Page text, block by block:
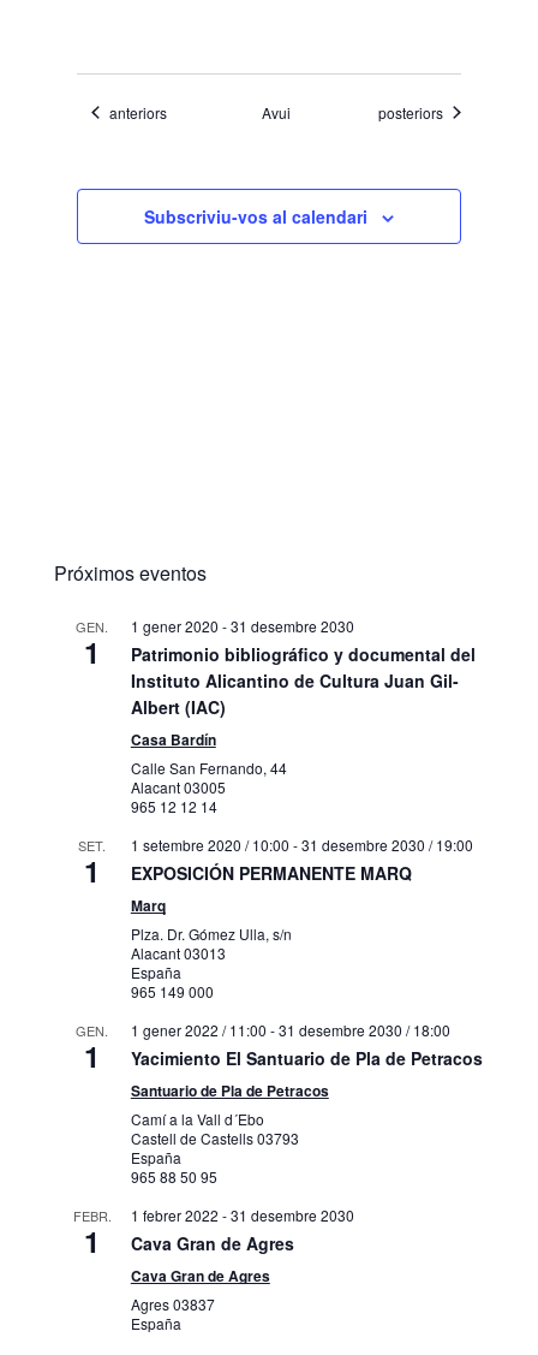
Esdeveniments
anteriors Avui Esdeveniments
posteriors
Subscriviu-vos al calendari
Próximos eventos
GEN.
1
1 gener 2020 -31 desembre 2030
Patrimonio bibliográfico y documental del
Instituto Alicantino de Cultura Juan Gil-
Albert (IAC)
Casa Bardín
Calle San Fernando, 44
Alacant03005
965 12 12 14
SET.
1
1 setembre 2020 / 10:00 -31 desembre 2030 / 19:00
EXPOSICIÓN PERMANENTE MARQ
Marq
Plza. Dr. Gómez Ulla, s/n
Alacant03013
España
965 149 000
GEN.
1
1 gener 2022 / 11:00 -31 desembre 2030 / 18:00
Yacimiento El Santuario de Pla de Petracos
Santuario de Pla de Petracos
Camí a la Vall d´Ebo
Castell de Castells03793
España
965 88 50 95
FEBR.
1
1 febrer 2022 -31 desembre 2030
Cava Gran de Agres
Cava Gran de Agres
Agres03837
España